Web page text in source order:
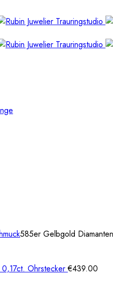
585er Gelbgold
Ohrstecker€439.00